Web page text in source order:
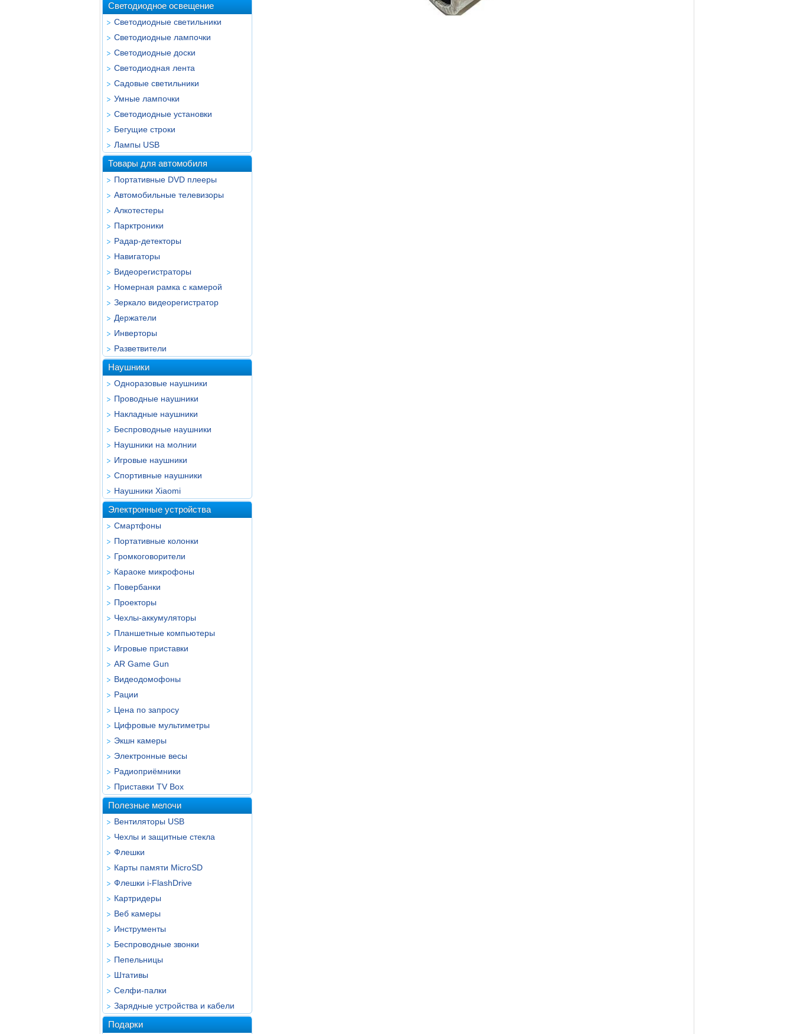
Светодиодное освещение
Светодиодные светильники
Светодиодные лампочки
Светодиодные доски
Светодиодная лента
Садовые светильники
Умные лампочки
Светодиодные установки
Бегущие строки
Лампы USB
Товары для автомобиля
Портативные DVD плееры
Автомобильные телевизоры
Алкотестеры
Парктроники
Радар-детекторы
Навигаторы
Видеорегистраторы
Номерная рамка с камерой
Зеркало видеорегистратор
Держатели
Инверторы
Разветвители
Наушники
Одноразовые наушники
Проводные наушники
Накладные наушники
Беспроводные наушники
Наушники на молнии
Игровые наушники
Спортивные наушники
Наушники Xiaomi
Электронные устройства
Смартфоны
Портативные колонки
Громкоговорители
Караоке микрофоны
Повербанки
Проекторы
Чехлы-аккумуляторы
Планшетные компьютеры
Игровые приставки
AR Game Gun
Видеодомофоны
Рации
Цена по запросу
Цифровые мультиметры
Экшн камеры
Электронные весы
Радиоприёмники
Приставки TV Box
Полезные мелочи
Вентиляторы USB
Чехлы и защитные стекла
Флешки
Карты памяти MicroSD
Флешки i-FlashDrive
Картридеры
Веб камеры
Инструменты
Беспроводные звонки
Пепельницы
Штативы
Селфи-палки
Зарядные устройства и кабели
Подарки